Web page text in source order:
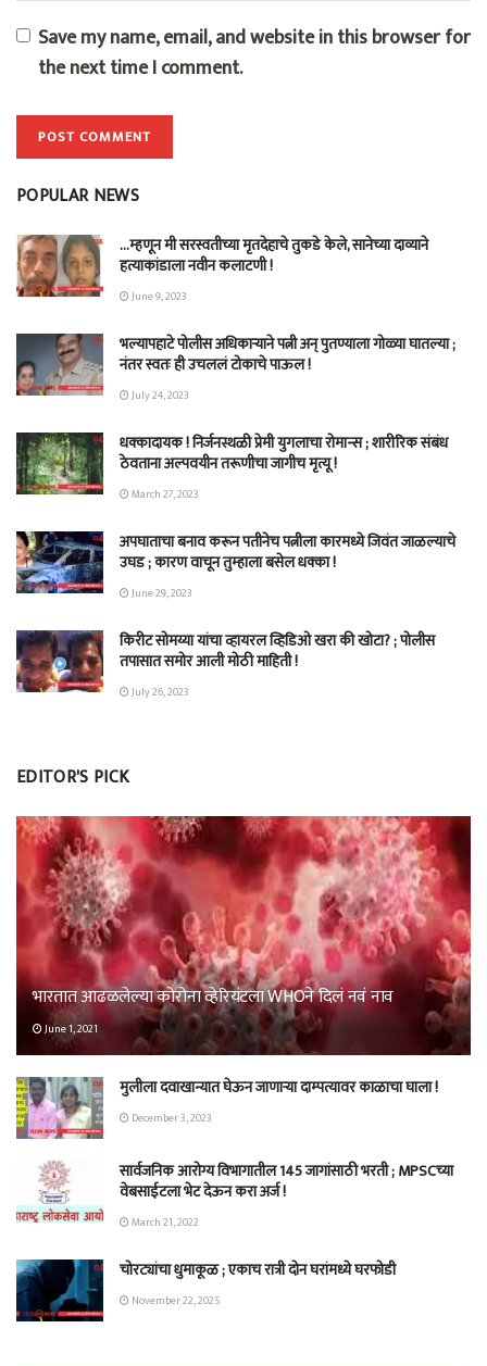
Save my name, email, and website in this browser for
the next time I comment.
POPULAR NEWS
…म्हणून मी सरस्वतीच्या मृतदेहाचे तुकडे केले, सानेच्या दाव्याने
हत्याकांडाला नवीन कलाटणी !
June 9, 2023
भल्यापहाटे पोलीस अधिकाऱ्याने पत्नी अन् पुतण्याला गोळ्या घातल्या ;
नंतर स्वतः ही उचललं टोकाचे पाऊल !
July 24, 2023
धक्कादायक ! निर्जनस्थळी प्रेमी युगलाचा रोमान्स ; शारीरिक संबंध
ठेवताना अल्पवयीन तरूणीचा जागीच मृत्यू !
March 27, 2023
अपघाताचा बनाव करून पतीनेच‎ पत्नीला कारमध्ये जिवंत जाळल्याचे
उघड ; कारण वाचून तुम्हाला बसेल धक्का !
June 29, 2023
किरीट सोमय्या यांचा व्हायरल व्हिडिओ खरा की खोटा? ; पोलीस
तपासात समोर आली मोठी माहिती !
July 26, 2023
EDITOR'S PICK
भारतात आढळलेल्या कोरोना व्हेरियंटला WHOने दिलं नवं नाव
June 1, 2021
मुलीला दवाखान्यात घेऊन जाणाऱ्या दाम्पत्यावर काळाचा घाला !
December 3, 2023
सार्वजनिक आरोग्य विभागातील 145 जागांसाठी भरती ; MPSCच्या
वेबसाईटला भेट देऊन करा अर्ज !
March 21, 2022
चोरट्यांचा धुमाकूळ ; एकाच रात्री दोन घरांमध्ये घरफोडी
November 22, 2025